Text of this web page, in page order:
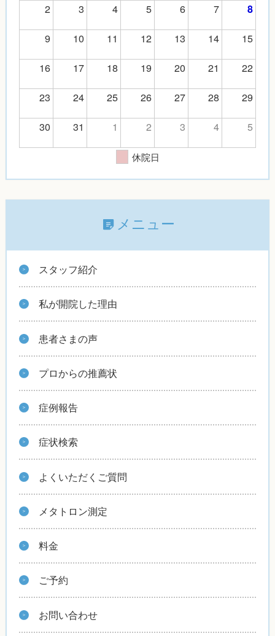
2
3 4 5 6 7 8
9 10 11 12 13 14
15
16
17 18 19 20 21
22
23
24 25 26 27 28
29
30
31 1 2 3 4 5
休院日
メニュー
スタッフ紹介
私が開院した理由
患者さまの声
プロからの推薦状
症例報告
症状検索
よくいただくご質問
メタトロン測定
料金
ご予約
お問い合わせ